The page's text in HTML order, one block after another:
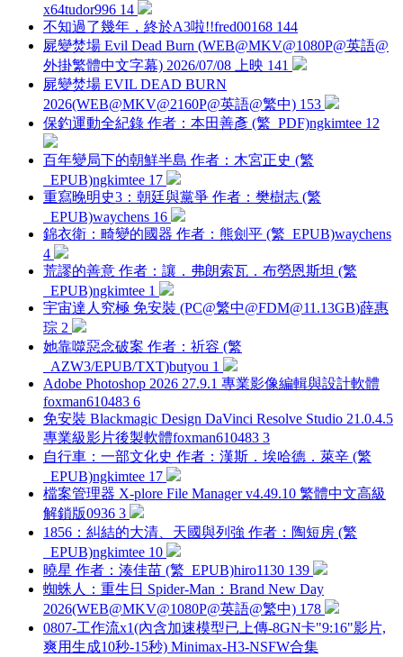
x64tudor996 14
不知過了幾年，終於A3啦!!fred00168 144
屍變焚場 Evil Dead Burn (WEB@MKV@1080P@英語@
外掛繁體中文字幕) 2026/07/08 上映 141
屍變焚場 EVIL DEAD BURN
2026(WEB@MKV@2160P@英語@繁中) 153
保釣運動全紀錄 作者：本田善彥 (繁_PDF)ngkimtee 12
百年變局下的朝鮮半島 作者：木宮正史 (繁
_EPUB)ngkimtee 17
重寫晚明史3：朝廷與黨爭 作者：樊樹志 (繁
_EPUB)waychens 16
錦衣衛：畸變的國器 作者：熊劍平 (繁_EPUB)waychens
4
荒謬的善意 作者：讓．弗朗索瓦．布勞恩斯坦 (繁
_EPUB)ngkimtee 1
宇宙達人究極 免安裝 (PC@繁中@FDM@11.13GB)薛惠
琮 2
她靠噬惡念破案 作者：祈容 (繁
_AZW3/EPUB/TXT)butyou 1
Adobe Photoshop 2026 27.9.1 專業影像編輯與設計軟體
foxman610483 6
免安裝 Blackmagic Design DaVinci Resolve Studio 21.0.4.5
專業級影片後製軟體foxman610483 3
自行車：一部文化史 作者：漢斯．埃哈德．萊辛 (繁
_EPUB)ngkimtee 17
檔案管理器 X-plore File Manager v4.49.10 繁體中文高級
解鎖版0936 3
1856：糾結的大清、天國與列強 作者：陶短房 (繁
_EPUB)ngkimtee 10
曉星 作者：湊佳苗 (繁_EPUB)hiro1130 139
蜘蛛人：重生日 Spider-Man：Brand New Day
2026(WEB@MKV@1080P@英語@繁中) 178
0807-工作流x1(內含加速模型已上傳-8GN卡"9:16"影片,
爽用生成10秒-15秒) Minimax-H3-NSFW合集